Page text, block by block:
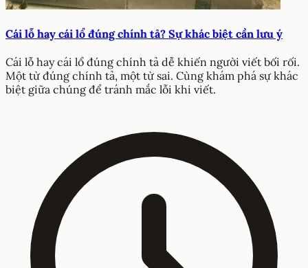
Cái lỗ hay cái lổ đúng chính tả? Sự khác biệt cần lưu ý
Cái lỗ hay cái lổ đúng chính tả dễ khiến người viết bối rối.
Một từ đúng chính tả, một từ sai. Cùng khám phá sự khác
biệt giữa chúng để tránh mắc lỗi khi viết.